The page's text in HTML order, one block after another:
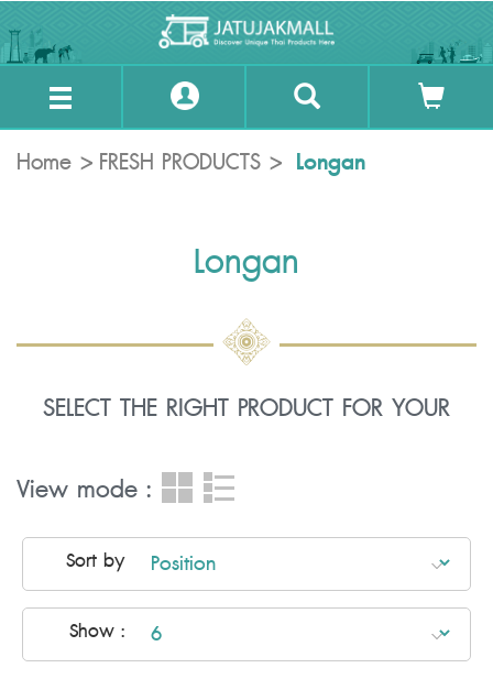
Home FRESH PRODUCTS Longan
Longan
SELECT THE RIGHT PRODUCT FOR YOUR
View mode :
Sort by
Show :